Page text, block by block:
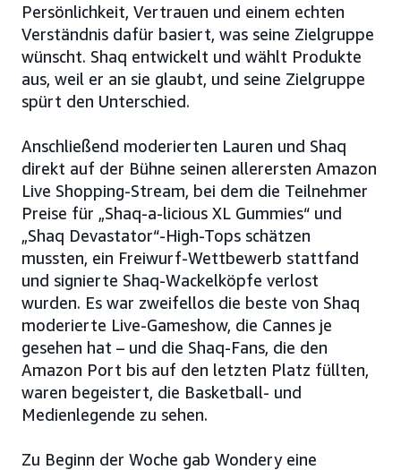
Persönlichkeit, Vertrauen und einem echten
Verständnis dafür basiert, was seine Zielgruppe
wünscht. Shaq entwickelt und wählt Produkte
aus, weil er an sie glaubt, und seine Zielgruppe
spürt den Unterschied.
Anschließend moderierten Lauren und Shaq
direkt auf der Bühne seinen allerersten Amazon
Live Shopping-Stream, bei dem die Teilnehmer
Preise für „Shaq-a-licious XL Gummies“ und
„Shaq Devastator“-High-Tops schätzen
mussten, ein Freiwurf-Wettbewerb stattfand
und signierte Shaq-Wackelköpfe verlost
wurden. Es war zweifellos die beste von Shaq
moderierte Live-Gameshow, die Cannes je
gesehen hat – und die Shaq-Fans, die den
Amazon Port bis auf den letzten Platz füllten,
waren begeistert, die Basketball- und
Medienlegende zu sehen.
Zu Beginn der Woche gab Wondery eine